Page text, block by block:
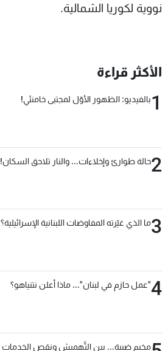
نووية لكوريا الشمالية.
الأكثر قراءة
1بالفيديو: الظهور الأوّل لمجتبى خامنئي!
2حالة طوارئ وإخلاءات... والنار تلاحق السكان!
3ما الذي غيّرته المفاوضات اللبنانية الإسرائيلية؟
4"عمل حازم في لبنان"... ماذا أعلن نتنياهو؟
مخيم ضبية... بين التَّهميش ونقص الخدمات